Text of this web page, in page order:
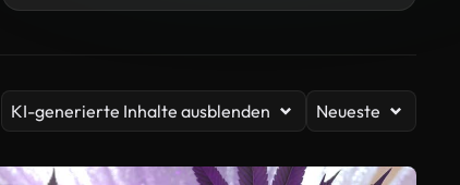
KI-generierte Inhalte ausblenden Neueste